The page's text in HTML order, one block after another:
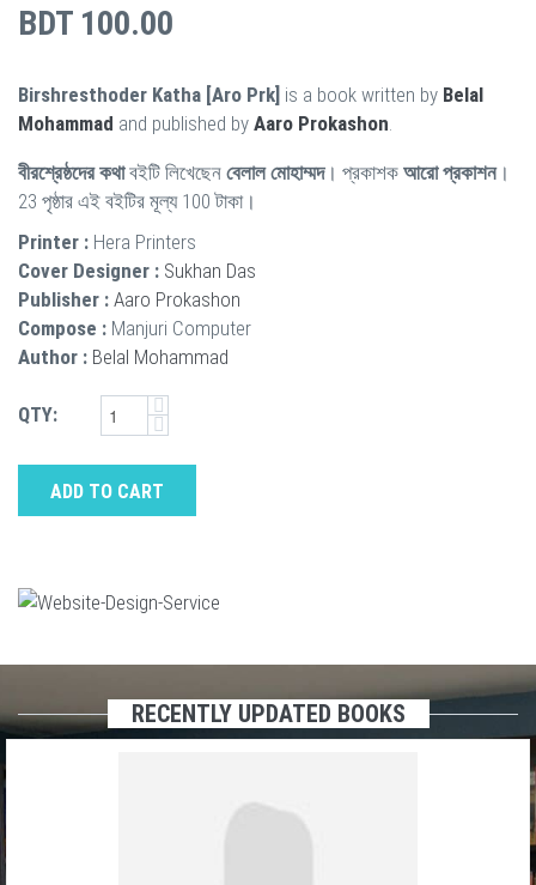
BDT 100.00
Birshresthoder Katha [Aro Prk] is a book written by Belal
Mohammad and published by Aaro Prokashon.
বীরশ্রেষ্ঠদের কথাবইটি লিখেছেন বেলাল মোহাম্মদ। প্রকাশক আরো প্রকাশন।
23 পৃষ্ঠার এই বইটির মূল্য 100 টাকা।
Printer : Hera Printers
Cover Designer : Sukhan Das
Publisher : Aaro Prokashon
Compose : Manjuri Computer
Author : Belal Mohammad
QTY:
ADD TO CART
RECENTLY UPDATED BOOKS